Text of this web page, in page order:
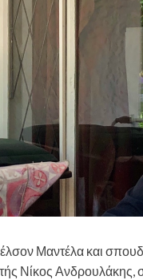
Μαντέλα και
Νίκος Ανδρουλάκης,